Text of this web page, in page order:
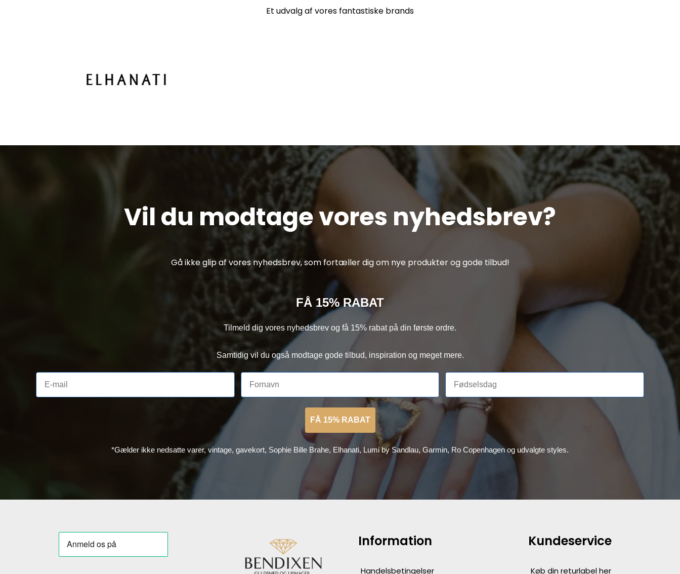
Et udvalg af vores fantastiske brands
Vil du modtage vores nyhedsbrev?
Gå ikke glip af vores nyhedsbrev, som fortæller dig om nye produkter og gode tilbud!
FÅ 15% RABAT
Tilmeld dig vores nyhedsbrev og få 15% rabat på din første ordre.
Samtidig vil du også modtage gode tilbud, inspiration og meget mere.
FÅ 15% RABAT
*Gælder ikke nedsatte varer, vintage, gavekort, Sophie Bille Brahe, Elhanati, Lumi by Sandlau, Garmin, Ro Copenhagen og udvalgte styles.
Information
Handelsbetingelser
Kundeservice
Køb din returlabel her